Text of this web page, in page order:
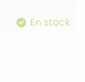
En stock